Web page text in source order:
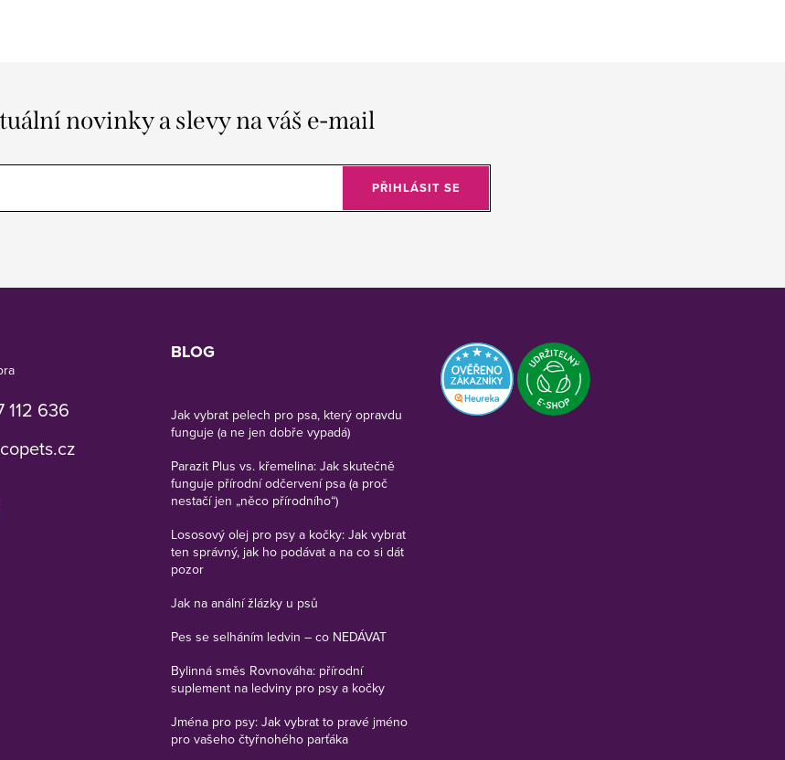
novinky a slevy na váš e-mail
PŘIHLÁSIT SE
112 636
BLOG
Jak vybrat pelech pro psa, který opravdu
funguje (a ne jen dobře vypadá)
Parazit Plus vs. křemelina: Jak skutečně
funguje přírodní odčervení psa (a proč
nestačí jen „něco přírodního“)
Lososový olej pro psy a kočky: Jak vybrat
ten správný, jak ho podávat a na co si dát
pozor
Jak na anální žlázky u psů
Pes se selháním ledvin – co NEDÁVAT
Bylinná směs Rovnováha: přírodní
suplement na ledviny pro psy a kočky
Jména pro psy: Jak vybrat to pravé jméno
pro vašeho čtyřnohého parťáka